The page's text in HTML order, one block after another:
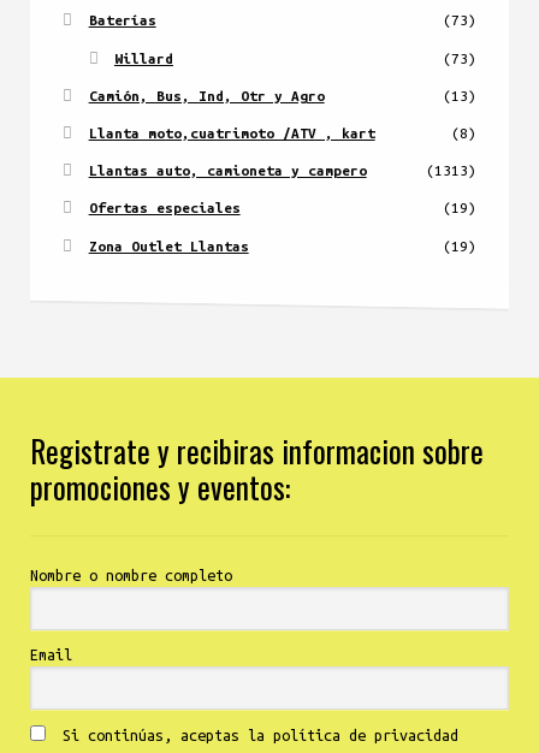
Baterías (73)
Willard (73)
Camión, Bus, Ind, Otr y Agro (13)
Llanta moto,cuatrimoto /ATV , kart (8)
Llantas auto, camioneta y campero (1313)
Ofertas especiales (19)
Zona Outlet Llantas (19)
Registrate y recibiras informacion sobre
promociones y eventos:
Nombre o nombre completo
Email
Si continúas, aceptas la política de privacidad